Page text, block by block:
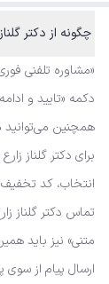
چگونه از دکتر
«مشاوره تلفنی
دکمه «تایید و
همچنین
برای دکتر گلناز
انتخاب، کد تخفیف
تماس دکتر گلناز
متنی» نیز باید
ارسال پیام از سوی